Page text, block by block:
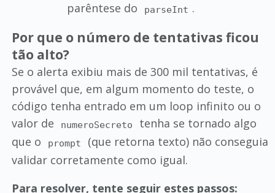
parêntese do
parseInt .
Por que o número de tentativas ficou
tão alto?
Se o alerta exibiu mais de 300 mil tentativas, é
provável que, em algum momento do teste, o
código tenha entrado em um loop infinito ou o
valor de
numeroSecreto
tenha se tornado algo
que o
prompt
(que retorna texto) não conseguia
validar corretamente como igual.
Para resolver, tente seguir estes passos: